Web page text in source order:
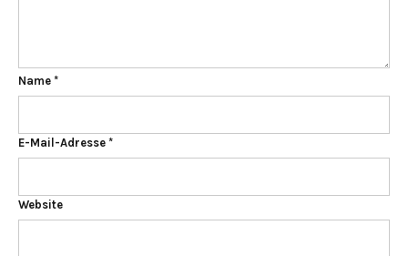
Name *
E-Mail-Adresse *
Website